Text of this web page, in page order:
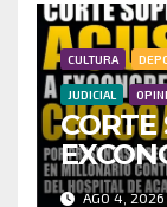
CULTURA
JUDICIAL
CORTE
POR
AGO 4, 2026